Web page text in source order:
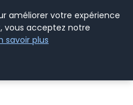
améliorer votre expérience
vous acceptez notre
savoir plus